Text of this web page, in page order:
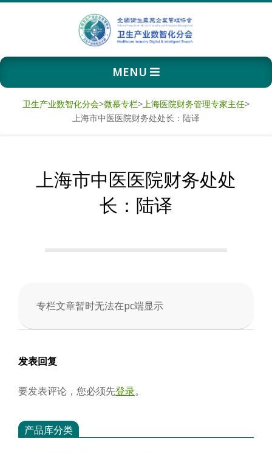
卫
生
产
数
会
Primary
Navigation
MENU
卫生产业数智化分会>微慕专栏>上海医院财务管理专家主任>
上海市中医医院财务处处长：陆译
上海市中医医院财务处处
长：陆译
专栏文章暂时无法在pc端显示
2026-
10
发表回复
要发表评论，您必须先登录。
产品库分类